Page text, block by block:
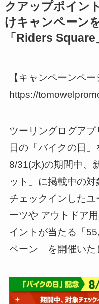
クアップポイン
けキャンペーン
「Riders
【キャンペーンペー
https://
ツーリングログア
日の「バイクの日
8/31(水)の期間中、
ット」に掲載中の
チェックインした
ーツや アウトドア
イントが当たる「
ペーン」を開催いた